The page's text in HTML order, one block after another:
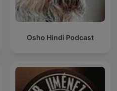
Osho Hindi Podcast